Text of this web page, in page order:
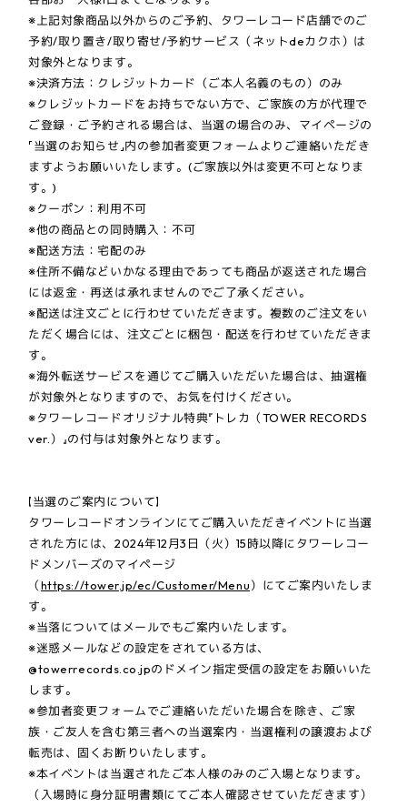
※上記対象商品以外からのご予約、タワーレコード店舗でのご
予約/取り置き/取り寄せ/予約サービス（ネットdeカクホ）は
対象外となります。
※決済方法：クレジットカード（ご本人名義のもの）のみ
※クレジットカードをお持ちでない方で、ご家族の方が代理で
ご登録・ご予約される場合は、当選の場合のみ、マイページの
「当選のお知らせ」内の参加者変更フォームよりご連絡いただき
ますようお願いいたします。(ご家族以外は変更不可となりま
す。)
※クーポン：利用不可
※他の商品との同時購入：不可
※配送方法：宅配のみ
※住所不備などいかなる理由であっても商品が返送された場合
には返金・再送は承れませんのでご了承ください。
※配送は注文ごとに行わせていただきます。複数のご注文をい
ただく場合には、注文ごとに梱包・配送を行わせていただきま
す。
※海外転送サービスを通じてご購入いただいた場合は、抽選権
が対象外となりますので、お気を付けください。
※タワーレコードオリジナル特典『トレカ（TOWER RECORDS
ver.）』の付与は対象外となります。
【当選のご案内について】
タワーレコードオンラインにてご購入いただきイベントに当選
された方には、2024年12月3日（火）15時以降にタワーレコー
ドメンバーズのマイページ
（https://tower.jp/ec/Customer/Menu）にてご案内いたしま
す。
※当落についてはメールでもご案内いたします。
※迷惑メールなどの設定をされている方は、
@towerrecords.co.jpのドメイン指定受信の設定をお願いいた
します。
※参加者変更フォームでご連絡いただいた場合を除き、ご家
族・ご友人を含む第三者への当選案内・当選権利の譲渡および
転売は、固くお断りいたします。
※本イベントは当選されたご本人様のみのご入場となります。
（入場時に身分証明書類にてご本人確認させていただきます）